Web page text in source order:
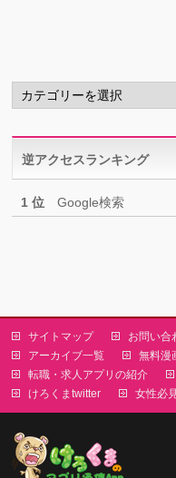
カ
テ
リ
ー逆アクセスランキング
1 位 Google検索
サイトマップ お問い合
アーカイブ一覧
無料漫
転職・求人アプリの紹介
けろくまtwitter
女性必